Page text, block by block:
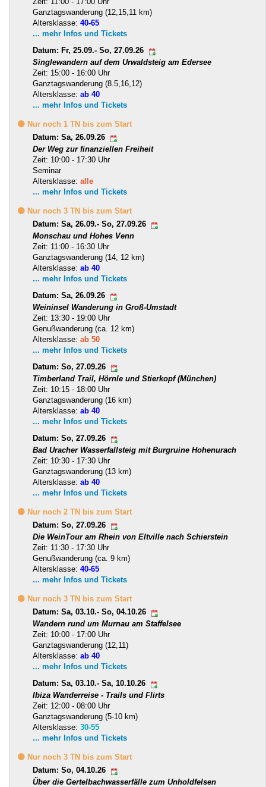
Ganztagswanderung (12,15,11 km)
Altersklasse: 40-65
... mehr Infos und Tickets
Datum: Fr, 25.09.- So, 27.09.26
Singlewandern auf dem Urwaldsteig am Edersee
Zeit: 15:00 - 16:00 Uhr
Ganztagswanderung (8.5,16,12)
Altersklasse: ab 40
... mehr Infos und Tickets
🟡 Nur noch 1 TN bis zum Start
Datum: Sa, 26.09.26
Der Weg zur finanziellen Freiheit
Zeit: 10:00 - 17:30 Uhr
Seminar
Altersklasse: alle
... mehr Infos und Tickets
🟡 Nur noch 3 TN bis zum Start
Datum: Sa, 26.09.- So, 27.09.26
Monschau und Hohes Venn
Zeit: 11:00 - 16:30 Uhr
Ganztagswanderung (14, 12 km)
Altersklasse: ab 40
... mehr Infos und Tickets
Datum: Sa, 26.09.26
Weininsel Wanderung in Groß-Umstadt
Zeit: 13:30 - 19:00 Uhr
Genußwanderung (ca. 12 km)
Altersklasse: ab 50
... mehr Infos und Tickets
Datum: So, 27.09.26
Timberland Trail, Hörnle und Stierkopf (München)
Zeit: 10:15 - 18:00 Uhr
Ganztagswanderung (16 km)
Altersklasse: ab 40
... mehr Infos und Tickets
Datum: So, 27.09.26
Bad Uracher Wasserfallsteig mit Burgruine Hohenurach
Zeit: 10:30 - 17:30 Uhr
Ganztagswanderung (13 km)
Altersklasse: ab 40
... mehr Infos und Tickets
🟡 Nur noch 2 TN bis zum Start
Datum: So, 27.09.26
Die WeinTour am Rhein von Eltville nach Schierstein
Zeit: 11:30 - 17:30 Uhr
Genußwanderung (ca. 9 km)
Altersklasse: 40-65
... mehr Infos und Tickets
🟡 Nur noch 3 TN bis zum Start
Datum: Sa, 03.10.- So, 04.10.26
Wandern rund um Murnau am Staffelsee
Zeit: 10:00 - 17:00 Uhr
Ganztagswanderung (12,11)
Altersklasse: ab 40
... mehr Infos und Tickets
Datum: Sa, 03.10.- Sa, 10.10.26
Ibiza Wanderreise - Trails und Flirts
Zeit: 12:00 - 08:00 Uhr
Ganztagswanderung (5-10 km)
Altersklasse: 30-55
... mehr Infos und Tickets
🟡 Nur noch 3 TN bis zum Start
Datum: So, 04.10.26
Über die Gertelbachwasserfälle zum Unholdfelsen